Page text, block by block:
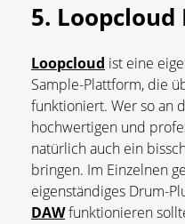
5. Loopcloud
Loopcloud ist eine
Sample-Plattform, die
funktioniert. Wer so an
hochwertigen und
natürlich auch ein
bringen. Im Einzelnen
eigenständiges Drum-
DAWfunktionieren